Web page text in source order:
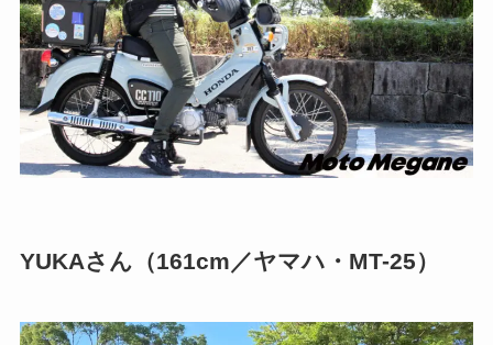
YUKAさん（161cm／ヤマハ・MT-25）